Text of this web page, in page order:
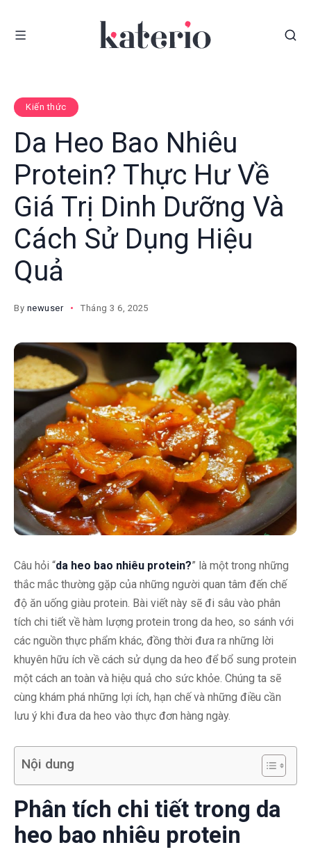
Kiến thức
Da Heo Bao Nhiêu
Protein? Thực Hư Về
Giá Trị Dinh Dưỡng Và
Cách Sử Dụng Hiệu
Quả
By newuser Tháng 3 6, 2025
Câu hỏi “da heo bao nhiêu protein?” là một trong những
thắc mắc thường gặp của những người quan tâm đến chế
độ ăn uống giàu protein. Bài viết này sẽ đi sâu vào phân
tích chi tiết về hàm lượng protein trong da heo, so sánh với
các nguồn thực phẩm khác, đồng thời đưa ra những lời
khuyên hữu ích về cách sử dụng da heo để bổ sung protein
một cách an toàn và hiệu quả cho sức khỏe. Chúng ta sẽ
cùng khám phá những lợi ích, hạn chế và những điều cần
lưu ý khi đưa da heo vào thực đơn hàng ngày.
Nội dung
Phân tích chi tiết trong da
heo bao nhiêu protein